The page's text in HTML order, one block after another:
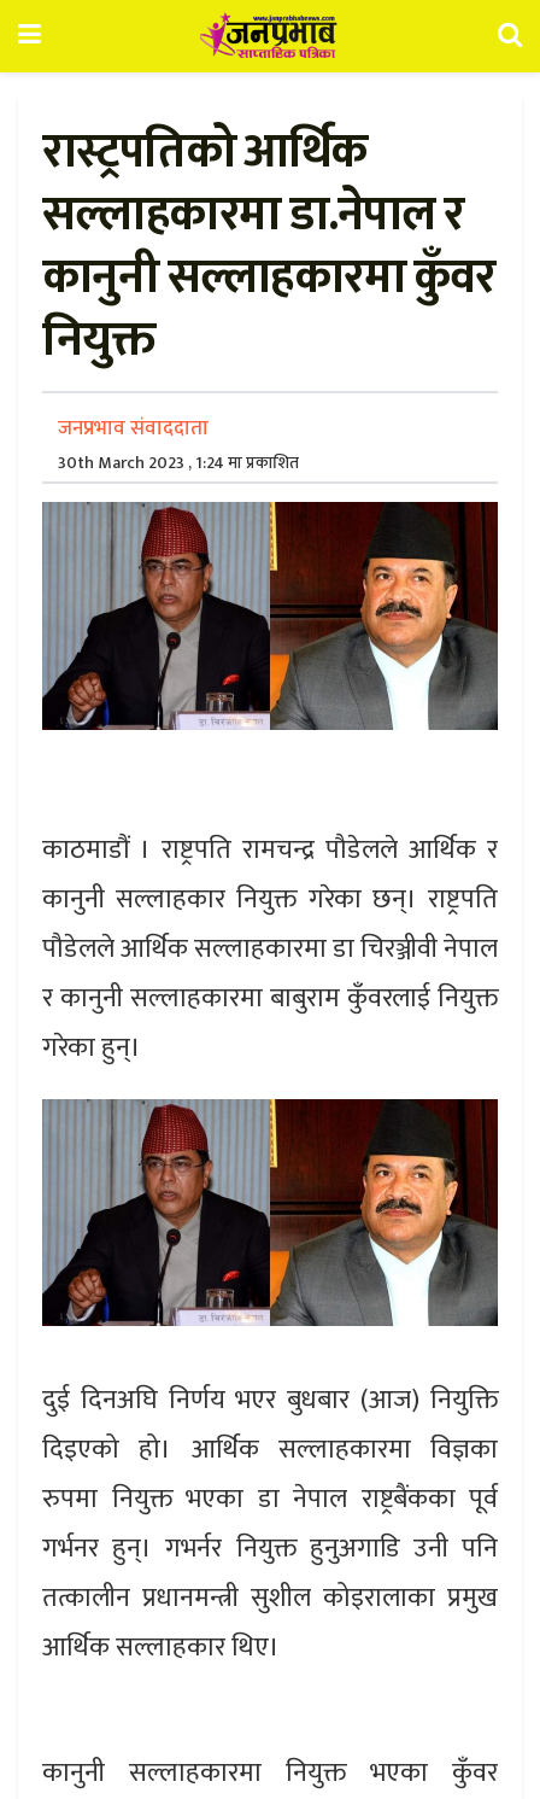
रास्ट्रपतिको आर्थिक
सल्लाहकारमा डा.नेपाल र
कानुनी सल्लाहकारमा कुँवर
नियुक्त
जनप्रभाव संवाददाता
30th March 2023 , 1:24 मा प्रकाशित
काठमाडौं । राष्ट्रपति रामचन्द्र पौडेलले आर्थिक र
कानुनी सल्लाहकार नियुक्त गरेका छन्। राष्ट्रपति
पौडेलले आर्थिक सल्लाहकारमा डा चिरञ्जीवी नेपाल
र कानुनी सल्लाहकारमा बाबुराम कुँवरलाई नियुक्त
गरेका हुन्।
दुई दिनअघि निर्णय भएर बुधबार (आज) नियुक्ति
दिइएको हो। आर्थिक सल्लाहकारमा विज्ञका
रुपमा नियुक्त भएका डा नेपाल राष्ट्रबैंकका पूर्व
गर्भनर हुन्। गभर्नर नियुक्त हुनुअगाडि उनी पनि
तत्कालीन प्रधानमन्त्री सुशील कोइरालाका प्रमुख
आर्थिक सल्लाहकार थिए।
कानुनी सल्लाहकारमा नियुक्त भएका कुँवर